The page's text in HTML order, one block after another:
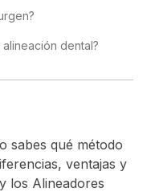
dental?
sabes qué método
ventajas y
los Alineadores